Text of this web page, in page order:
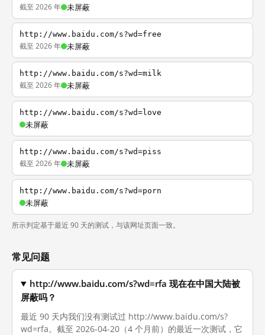
截至 2026 年 未屏蔽
http://www.baidu.com/s?wd=free
截至 2026 年 未屏蔽
http://www.baidu.com/s?wd=milk
截至 2026 年 未屏蔽
http://www.baidu.com/s?wd=love
未屏蔽
http://www.baidu.com/s?wd=piss
截至 2026 年 未屏蔽
http://www.baidu.com/s?wd=porn
未屏蔽
所示判定基于最近 90 天的测试，与该网址页面一致。
常见问题
http://www.baidu.com/s?wd=rfa 现在在中国大陆被
屏蔽吗？
最近 90 天内我们没有测试过 http://www.baidu.com/s?
wd=rfa。截至 2026-04-20（4 个月前）的最近一次测试，它